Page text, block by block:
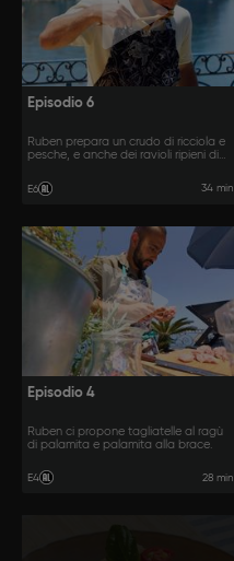
Episodio 6
Ruben prepara un crudo di ricciola e
pesche, e anche dei ravioli ripieni di
E6 34 min
Episodio 4
Ruben ci propone tagliatelle al ragù
di palamita e palamita alla brace.
E4 28 min